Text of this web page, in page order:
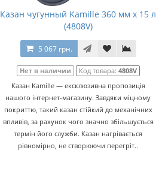
Казан чугунный Kamille 360 мм x 15 л
(4808V)
5 067 грн.
Нет в наличии Код товара: 4808V
Казан Kamille — ексклюзивна пропозиція
нашого інтернет-магазину. Завдяки міцному
покриттю, такий казан стійкий до механічних
впливів, за рахунок чого значно збільшується
термін його служби. Казан нагрівається
рівномірно, не створюючи перегріт..